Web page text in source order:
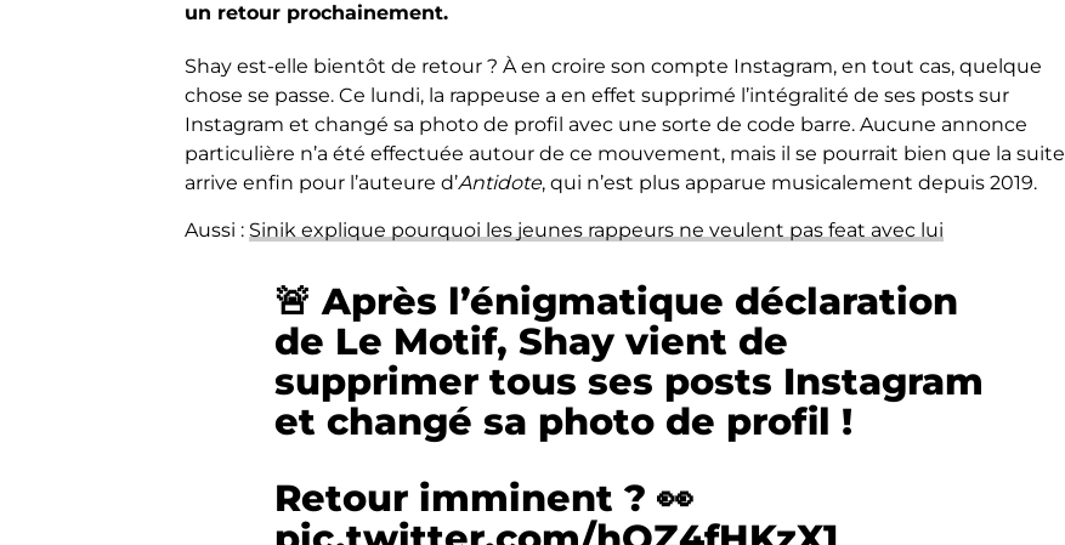
un retour prochainement.
Shay est-elle bientôt de retour ? À en croire son compte Instagram, en tout cas, quelque
chose se passe. Ce lundi, la rappeuse a en effet supprimé l’intégralité de ses posts sur
Instagram et changé sa photo de profil avec une sorte de code barre. Aucune annonce
particulière n’a été effectuée autour de ce mouvement, mais il se pourrait bien que la suite
arrive enfin pour l’auteure d’Antidote, qui n’est plus apparue musicalement depuis 2019.
Aussi : Sinik explique pourquoi les jeunes rappeurs ne veulent pas feat avec lui
🚨 Après l’énigmatique déclaration
de Le Motif, Shay vient de
supprimer tous ses posts Instagram
et changé sa photo de profil !
Retour imminent ? 👀